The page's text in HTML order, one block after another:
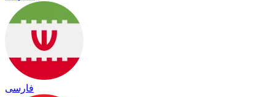
فارسی